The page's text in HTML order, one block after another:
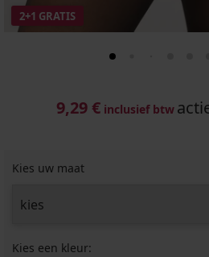
2+1 GRATIS
9,29 € inclusief btw
Kies uw maat
Kies een kleur: